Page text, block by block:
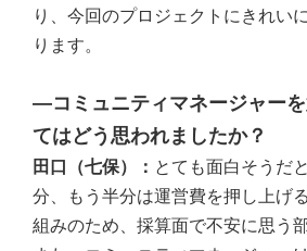
り、今回のプロジェクトにきれい
ります。
―コミュニティマネージャー
てはどう思われましたか？
田口（七保）： とても面白そうだ
分、もう半分は運営費を押し上げ
組みのため、採算面で不安に思う